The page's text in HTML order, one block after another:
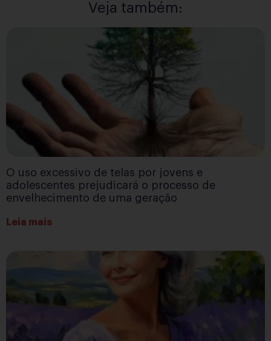
Veja também:
O uso excessivo de telas por jovens e
adolescentes prejudicará o processo de
envelhecimento de uma geração
Leia mais